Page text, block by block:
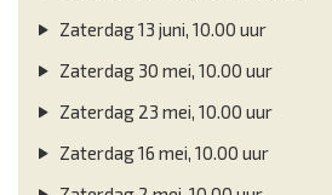
Zaterdag 13 juni, 10.00 uur
Zaterdag 30 mei, 10.00 uur
Zaterdag 23 mei, 10.00 uur
Zaterdag 16 mei, 10.00 uur